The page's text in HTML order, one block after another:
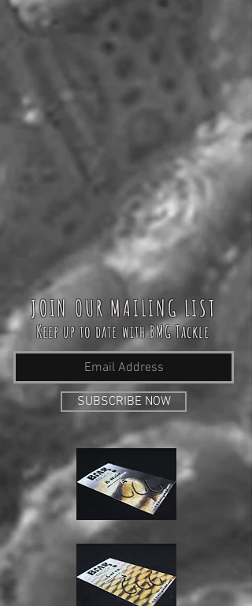
JOIN OUR MAILING LIST
Keep up to date with BMG Tackle
SUBSCRIBE NOW